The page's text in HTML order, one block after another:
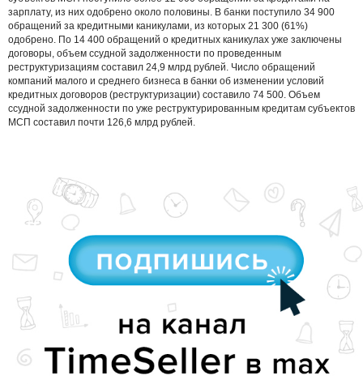
зарплату, из них одобрено около половины. В банки поступило 34 900
обращений за кредитными каникулами, из которых 21 300 (61%)
одобрено. По 14 400 обращений о кредитных каникулах уже заключены
договоры, объем ссудной задолженности по проведенным
реструктуризациям составил 24,9 млрд рублей. Число обращений
компаний малого и среднего бизнеса в банки об изменении условий
кредитных договоров (реструктуризации) составило 74 500. Объем
ссудной задолженности по уже реструктурированным кредитам субъектов
МСП составил почти 126,6 млрд рублей.